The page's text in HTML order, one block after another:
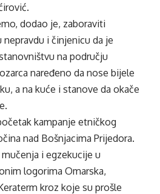
dodao je, zaboraviti
nepravdu i činjenicu da je
na području
naređeno da nose bijele
a na kuće i stanove da okače
kampanje etničkog
nad Bošnjacima Prijedora.
i egzekucije u
logorima Omarska,
kroz koje su prošle